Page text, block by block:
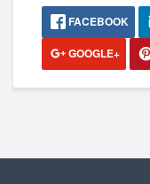
FACEBOOK
GOOGLE+